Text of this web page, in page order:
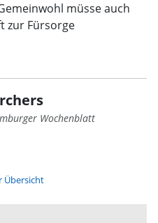
müsse auch
zur Fürsorge
Wochenblatt
Übersicht